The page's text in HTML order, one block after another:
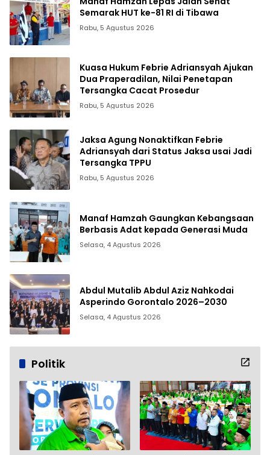
Semarak HUT ke-81 RI di Tibawa
Rabu, 5 Agustus 2026
Kuasa Hukum Febrie Adriansyah Ajukan
Dua Praperadilan, Nilai Penetapan
Tersangka Cacat Prosedur
Rabu, 5 Agustus 2026
Jaksa Agung Nonaktifkan Febrie
Adriansyah dari Status Jaksa usai Jadi
Tersangka TPPU
Rabu, 5 Agustus 2026
Manaf Hamzah Gaungkan Kebangsaan
Berbasis Adat kepada Generasi Muda
Selasa, 4 Agustus 2026
Abdul Mutalib Abdul Aziz Nahkodai
Asperindo Gorontalo 2026–2030
Selasa, 4 Agustus 2026
Politik